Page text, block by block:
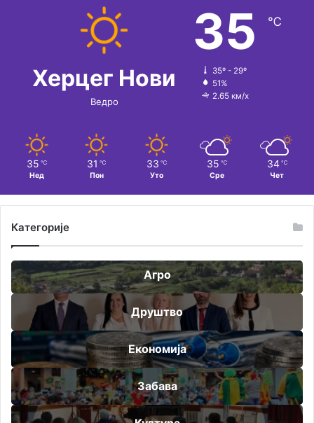
Херцег Нови
Ведро
35 ℃
35º - 29º
51%
2.65 км/х
35 ℃
Нед
31 ℃
Пон
33 ℃
Уто
35 ℃
Сре
34 ℃
Чет
Категорије
Агро
Друштво
Економија
Забава